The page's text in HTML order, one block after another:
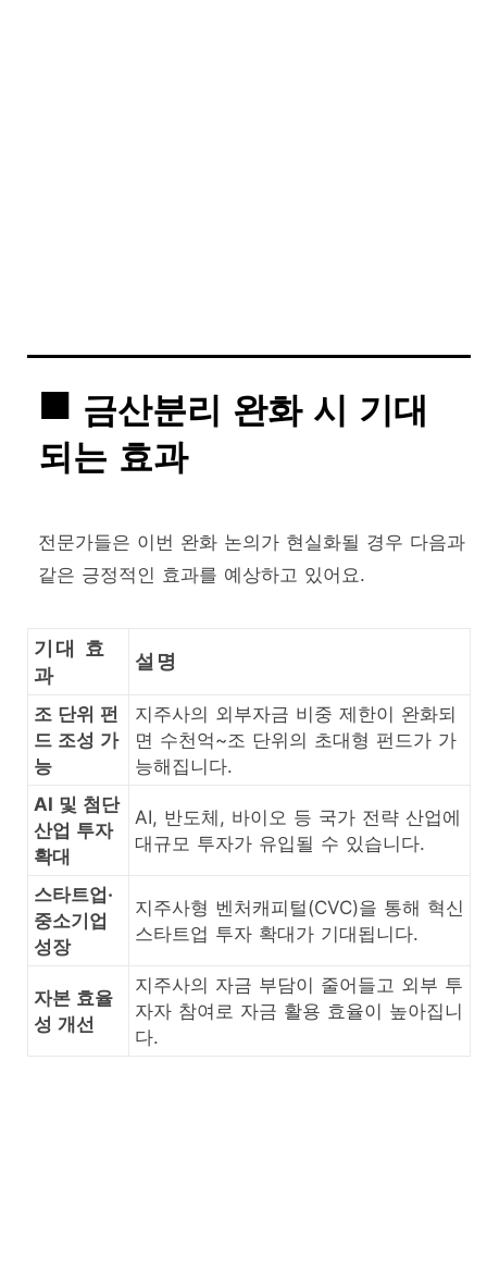
금산분리 완화 시 기대
되는 효과
전문가들은 이번 완화 논의가 현실화될 경우 다음과
같은 긍정적인 효과를 예상하고 있어요.
기대 효
과
설명
조 단위 펀
드 조성 가
능
지주사의 외부자금 비중 제한이 완화되
면 수천억~조 단위의 초대형 펀드가 가
능해집니다.
AI 및 첨단
산업 투자
확대
AI, 반도체, 바이오 등 국가 전략 산업에
대규모 투자가 유입될 수 있습니다.
스타트업·
중소기업
성장
지주사형 벤처캐피털(CVC)을 통해 혁신
스타트업 투자 확대가 기대됩니다.
자본 효율
성 개선
지주사의 자금 부담이 줄어들고 외부 투
자자 참여로 자금 활용 효율이 높아집니
다.